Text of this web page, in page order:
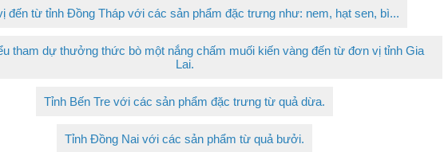
đến từ tỉnh Đồng Tháp với các sản phẩm đặc trưng như: nem, hạt sen, bì...
tham dự thưởng thức bò một nắng chấm muối kiến vàng đến từ đơn vị tỉnh Gia
Lai.
Tỉnh Bến Tre với các sản phẩm đặc trưng từ quả dừa.
Tỉnh Đồng Nai với các sản phẩm từ quả bưởi.